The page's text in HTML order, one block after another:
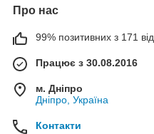
Про нас
99% позитивних з 171
Працює з 30.08.2016
м. Дніпро
Дніпро, Україна
Контакти